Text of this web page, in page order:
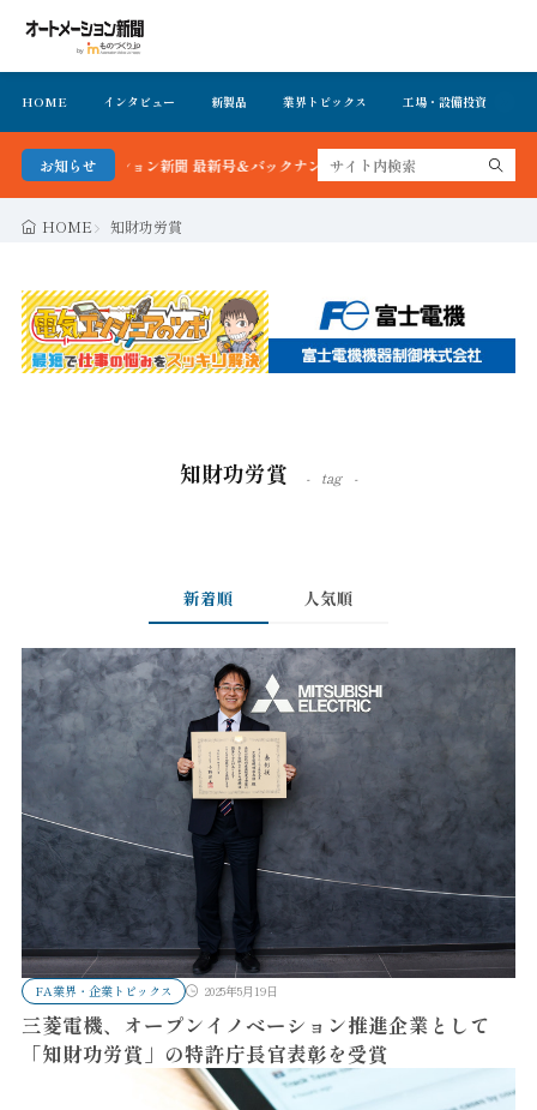
HOME インタビュー 新製品 業界トピックス 工場・設備投資
お知らせ
メーション新聞 最新号＆バックナンバーを無料で公開中 詳細はこちら
HOME 知財功労賞
知財功労賞 tag
新着順 人気順
FA業界・企業トピックス 2025年5月19日
三菱電機、オープンイノベーション推進企業として
「知財功労賞」の特許庁長官表彰を受賞